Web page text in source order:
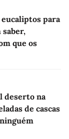
para
que os
deserto na
de cascas